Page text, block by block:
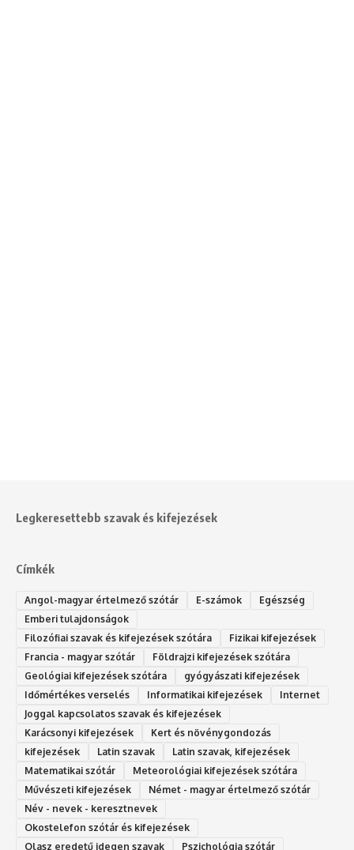
Legkeresettebb szavak és kifejezések
Címkék
Angol-magyar értelmező szótár E-számok
Egészség
Emberi tulajdonságok
Filozófiai szavak és kifejezések szótára
Fizikai kifejezések
Francia - magyar szótár
Földrajzi kifejezések szótára
Geológiai kifejezések szótára
gyógyászati kifejezések
Időmértékes verselés
Informatikai kifejezések
Internet
Joggal kapcsolatos szavak és kifejezések
Karácsonyi kifejezések
Kert és növénygondozás
kifejezések
Latin szavak
Latin szavak, kifejezések
Matematikai szótár
Meteorológiai kifejezések szótára
Művészeti kifejezések
Német - magyar értelmező szótár
Név - nevek - keresztnevek
Okostelefon szótár és kifejezések
Olasz eredetű idegen szavak
Ps‮gólohciz‬ia s‮átóz‬r